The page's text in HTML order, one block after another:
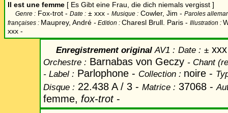
Il est une femme [ Es Gibt eine Frau, die dich niemals vergisst ]
Genre : Fox-trot - Date : ± xxx - Musique : Cowler, Jim - Paroles
françaises : Mauprey, André - Edition : Charesl Brull. Paris - Illustration :
xxx -
Enregistrement originalAV1 : Date : ± xxx
Orchestre : Barnabas von Geczy - Chant
- Label : Parlophone - Collection : noire -
Disque : 22.438 A / 3 - Matrice : 37068 -
femme, fox-trot-